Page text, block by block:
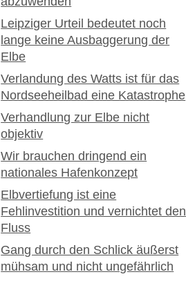
Leipziger Urteil bedeutet noch
lange keine Ausbaggerung der
Elbe
Verlandung des Watts ist für das
Nordseeheilbad eine Katastrophe
Verhandlung zur Elbe nicht
objektiv
Wir brauchen dringend ein
nationales Hafenkonzept
Elbvertiefung ist eine
Fehlinvestition und vernichtet den
Fluss
Gang durch den Schlick äußerst
mühsam und nicht ungefährlich